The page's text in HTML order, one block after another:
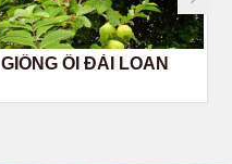
GIỐNG ỔI ĐÀI LOAN